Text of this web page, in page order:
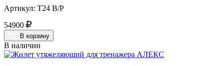
Артикул: Т24 В/Р
54900
В корзину
В наличии